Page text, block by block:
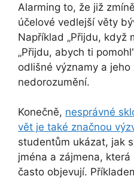
Alarming to, že již
účelové vedlejší věty
Například „Přijdu, když
„Přijdu, abych ti
odlišné významy a
nedorozumění.
Konečně, nesprávné
vět je také značnou
studentům ukázat, jak
jména a zájmena,
často objevují.